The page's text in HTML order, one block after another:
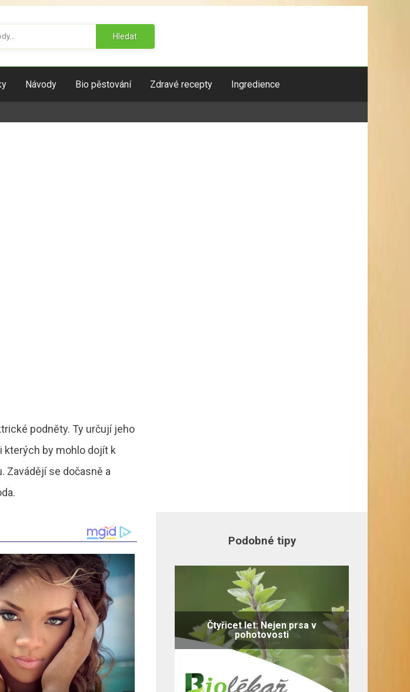
Hledat
Návody Bio pěstování Zdravé recepty Ingredience
podněty. Ty určují jeho
kterých by mohlo dojít k
Zavádějí se dočasně a
Podobné tipy
Čtyřicet let: Nejen prsa v
pohotovosti